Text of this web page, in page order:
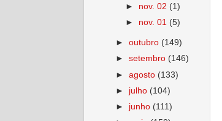
► nov. 02 (1)
► nov. 01 (5)
►outubro (149)
►setembro (146)
►agosto (133)
► julho (104)
► junho (111)